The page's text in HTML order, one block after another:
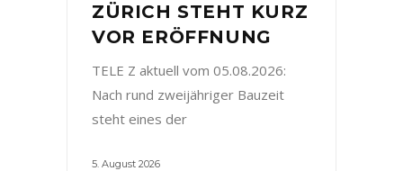
ZÜRICH STEHT KURZ
VOR ERÖFFNUNG
TELE Z aktuell vom 05.08.2026:
Nach rund zweijähriger Bauzeit
steht eines der
5. August 2026